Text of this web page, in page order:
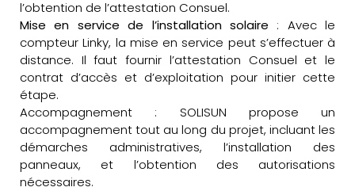
l’obtention de l’attestation Consuel.
Mise en service de l’installation solaire : Avec le
compteur Linky, la mise en service peut s’effectuer à
distance. Il faut fournir l’attestation Consuel et le
contrat d’accès et d’exploitation pour initier cette
étape.
Accompagnement : SOLISUN propose un
accompagnement tout au long du projet, incluant les
démarches administratives, l’installation des
panneaux, et l’obtention des autorisations
nécessaires.